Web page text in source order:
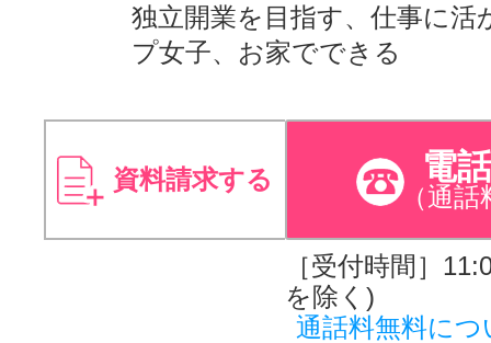
独立開業を目指す、仕事に活
プ女子、お家でできる
資料請求する 電
（通話
［受付時間］
を除く)
通話料無料につ